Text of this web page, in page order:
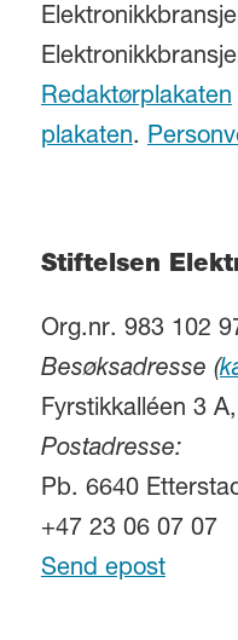
Redaktørplakaten
plakaten.
Stiftelsen
Org.nr. 983 102
Besøksadresse (
Fyrstikkalléen 3
Postadresse:
Pb. 6640
+47 23 06 07 07
Send epost